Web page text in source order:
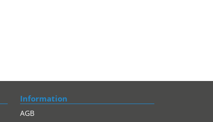
Information
AGB